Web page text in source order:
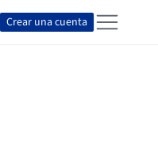
Crear una cuenta